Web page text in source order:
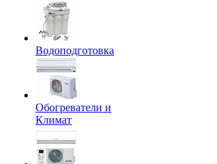
Водоподготовка
Обогреватели и
Климат